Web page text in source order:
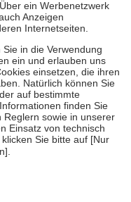
ihre eigene Gesundheit zu
zu unterstützen,
18. Lebensjahr
die von der
um echte Bewertungen